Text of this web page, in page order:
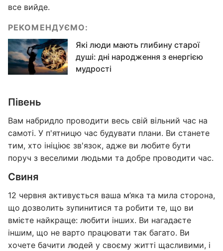
все вийде.
РЕКОМЕНДУЄМО:
Які люди мають глибину старої
душі: дні народження з енергією
мудрості
Півень
Вам набридло проводити весь свій вільний час на
самоті. У п'ятницю час будувати плани. Ви станете
тим, хто ініціює зв'язок, адже ви любите бути
поруч з веселими людьми та добре проводити час.
Свиня
12 червня активується ваша м’яка та мила сторона,
що дозволить зупинитися та робити те, що ви
вмієте найкраще: любити інших. Ви нагадаєте
іншим, що не варто працювати так багато. Ви
хочете бачити людей у ​​своєму житті щасливими, і